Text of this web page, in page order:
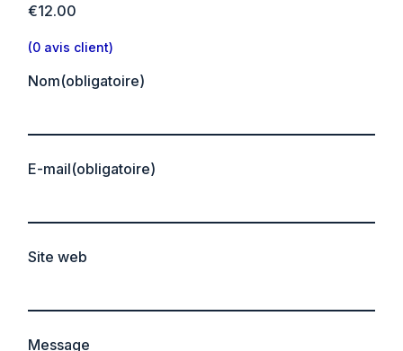
€12.00
(0 avis client)
Nom(obligatoire)
E-mail(obligatoire)
Site web
Message